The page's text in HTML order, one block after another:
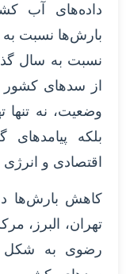
نسبت به سال
از سدهای کشور
وضعیت، نه
بلکه پیامدهای
اقتصادی و
کاهش بارش‌ها
تهران، البرز،
رضوی به شکل